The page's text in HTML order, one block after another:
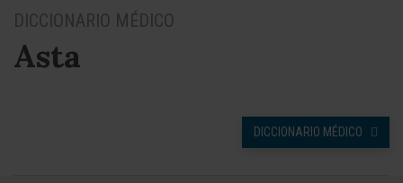
DICCIONARIO MÉDICO
Asta
DICCIONARIO MÉDICO